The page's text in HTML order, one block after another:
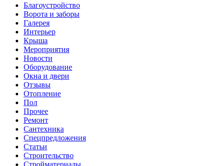
Благоустройство
Ворота и заборы
Галерея
Интерьер
Крыша
Мероприятия
Новости
Оборудование
Окна и двери
Отзывы
Отопление
Пол
Прочее
Ремонт
Сантехника
Спецпредложения
Статьи
Строительство
Стройматериалы